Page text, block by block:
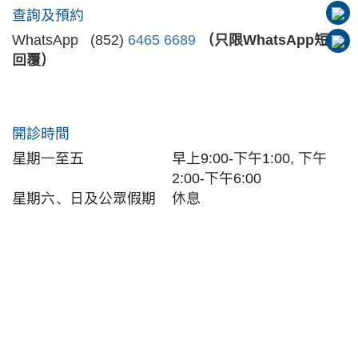
查詢及預約
WhatsApp (852) 6465 6689
（只限WhatsApp短訊
回覆）
開診時間
星期一至五
早上9:00-下午1:00, 下午
2:00-下午6:00
星期六、
日及公眾假期 休息